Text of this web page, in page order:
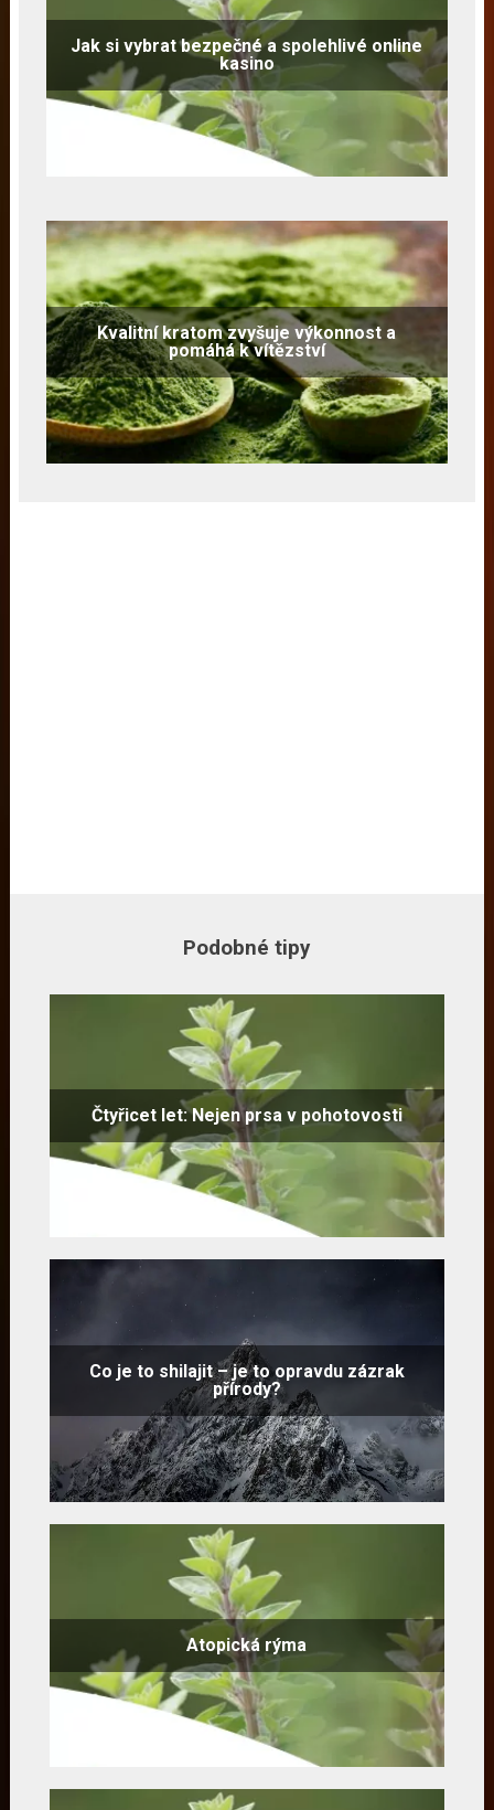
Jak si vybrat bezpečné a spolehlivé online
kasino
Kvalitní kratom zvyšuje výkonnost a
pomáhá k vítězství
Podobné tipy
Čtyřicet let: Nejen prsa v pohotovosti
Co je to shilajit – je to opravdu zázrak
přírody?
Atopická rýma